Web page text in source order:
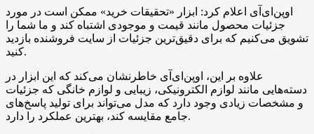
اوپن‌ای‌آی اعلام کرد: ابزار «تحقیقات خرید» ممکن است در مورد
جزئیات محصول مانند قیمت و موجودی اشتباه کند و ما شما را
تشویق می‌کنیم که برای دقیق‌ترین جزئیات از سایت فروشنده بازدید
کنید.
علاوه بر این، اوپن‌ای‌آی خاطرنشان می‌کند که این ابزار در
دسته‌هایی مانند لوازم الکترونیکی، زیبایی و لوازم خانگی که جزئیات
و مشخصات زیادی وجود دارد که مدل می‌تواند برای تولید پاسخ‌های
جامع مقایسه کند، بهترین عملکرد را دارد.